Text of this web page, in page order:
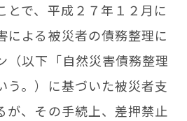
とで、平成２７年１２月に
による被災者の債務整理に
（以下「自然災害債務整理
う。）に基づいた被災者支
が、その手続上、差押禁止